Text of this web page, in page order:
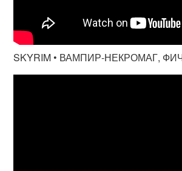
SKYRIM • ВАМПИР-НЕКРОМАГ,